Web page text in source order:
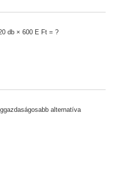
db × 600 E Ft = ?
alternatíva